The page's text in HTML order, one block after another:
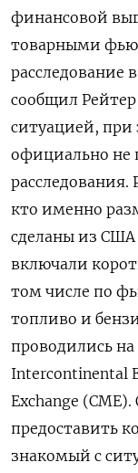
финансовой
товарными
расследование
сообщил
ситуацией, при
официально не
расследования.
кто именно
сделаны из
включали
том числе по
топливо и
проводились
Intercontinental
Exchange
предоставить
знакомый с